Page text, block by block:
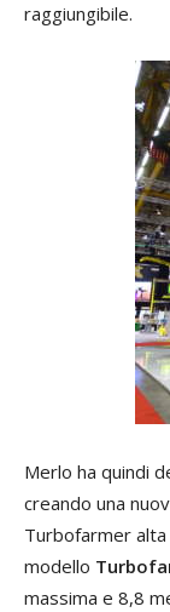
raggiungibile.
Merlo ha quindi
creando una
Turbofarmer alta
modello
massima e 8,8